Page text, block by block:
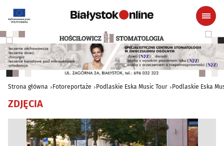
Strona główna Fotoreportaże Podlaskie Eska Music Tour Podlaskie Eska
ZDJĘCIA